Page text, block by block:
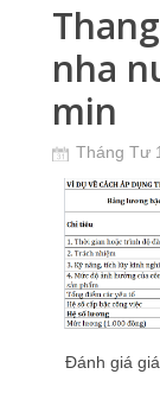
nha
min
Tháng Tư
Đánh giá